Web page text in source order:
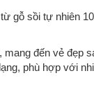
gỗ sồi tự nhiên
đến vẻ đẹp
phù hợp với